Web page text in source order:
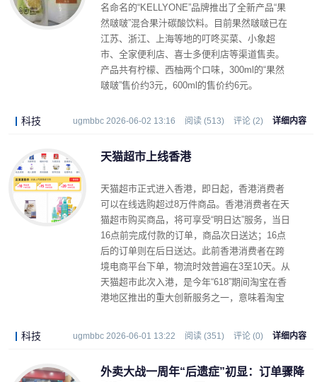
名命名的“KELLYONE”品牌推出了全新产品“果
然啵啵”混合果汁碳酸饮料。目前果然啵啵已在
江苏、浙江、上海等地的叮咚买菜、小象超
市、全家便利店、喜士多便利店等渠道售卖。
产品共有柠檬、西柚两个口味，300ml的“果然
啵啵”售价约3元，600ml的售价约6元。
科技 ugmbbc 2026-06-02 13:16 阅读 (513) 评论 (2) 详细内容
天猫超市上线香港
天猫超市正式进入香港，即日起，香港消费者
可以在线选购超过8万件商品。香港消费者在天
猫超市购买商品，将可享受“明日达”服务，当日
16点前完成付款的订单，商品次日送达；16点
后的订单则在后日送达。此前香港消费者在跨
境电商平台下单，物流时效普遍在3至10天。从
天猫超市此次入港，是今年“618”期间淘宝在香
港地区推出的重大创新服务之一，意味着淘宝
科技 ugmbbc 2026-06-01 13:22 阅读 (351) 评论 (0) 详细内容
外卖大战一周年“后遗症”初显：订单骤降